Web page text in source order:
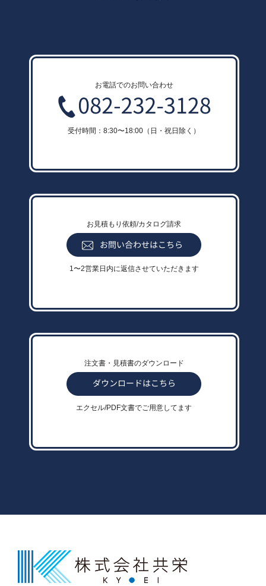
お電話でのお問い合わせ
受付時間：8:30〜18:00（日・祝日除く）
お見積もり依頼/カタログ請求
1〜2営業日内に返信させていただきます
注文書・見積書のダウンロード
エクセル/PDF文書でご用意してます